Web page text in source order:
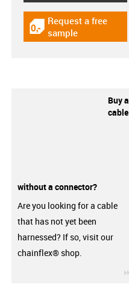
igus-icon-gratismuster
Request a free
sample
Buy a
cable
without a connector?
Are you looking for a cable
that has not yet been
harnessed? If so, visit our
chainflex® shop.